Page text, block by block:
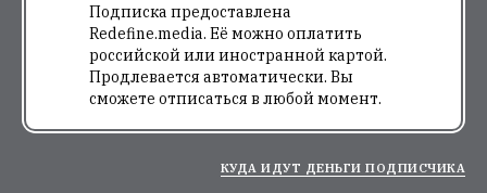
Подписка предоставлена
Redefine.media. Её можно оплатить
российской или иностранной картой.
Продлевается автоматически. Вы
сможете отписаться в любой момент.
КУДА ИДУТ ДЕНЬГИ ПОДПИСЧИКА